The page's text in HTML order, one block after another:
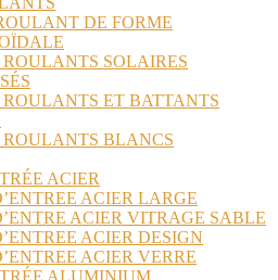
DE FORME
SOLAIRES
ET BATTANTS
BLANCS
ACIER
ACIER LARGE
ACIER VITRAGE SABLE
ACIER DESIGN
ACIER VERRE